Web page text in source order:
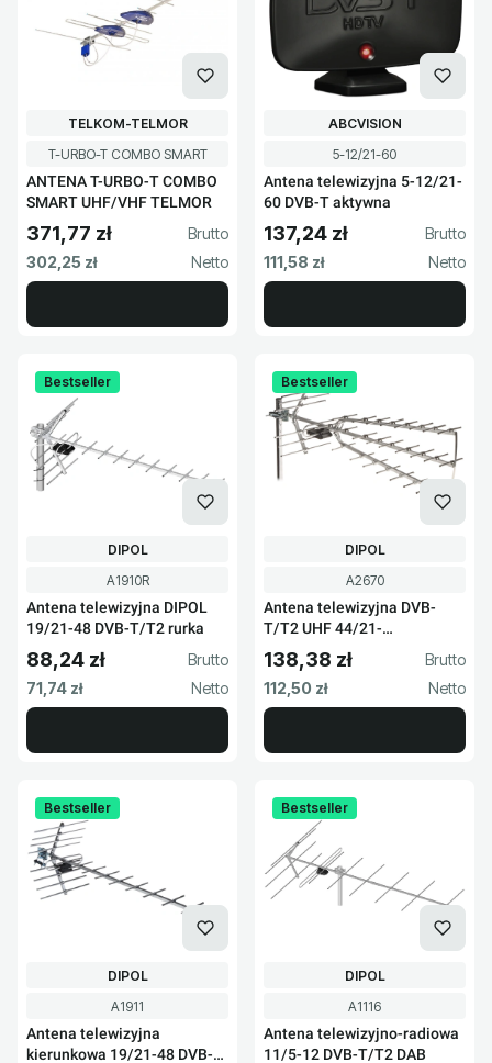
Kod produktu
T-URBO-T COMBO SMART
ANTENA T-URBO-T COMBO
SMART UHF/VHF TELMOR
PRODUCENT
TELKOM-TELMOR
Cena brutto
371,77 zł
Cena netto
302,25 zł
Kod produktu
5-12/21-60
Antena telewizyjna 5-12/21-
60 DVB-T aktywna
PRODUCENT
ABCVISION
Cena brutto
137,24 zł
Cena netto
111,58 zł
Bestseller
Kod produktu
A1910R
Antena telewizyjna DIPOL
19/21-48 DVB-T/T2 rurka
PRODUCENT
DIPOL
Cena brutto
88,24 zł
Cena netto
71,74 zł
Bestseller
Kod produktu
A2670
Antena telewizyjna DVB-
T/T2 UHF 44/21-
48/TRIDIGIT
PRODUCENT
DIPOL
Cena brutto
138,38 zł
Cena netto
112,50 zł
Bestseller
Kod produktu
A1911
Antena telewizyjna
kierunkowa 19/21-48 DVB-
PRODUCENT
DIPOL
Bestseller
Kod produktu
A1116
Antena telewizyjno-radiowa
11/5-12 DVB-T/T2 DAB
PRODUCENT
DIPOL